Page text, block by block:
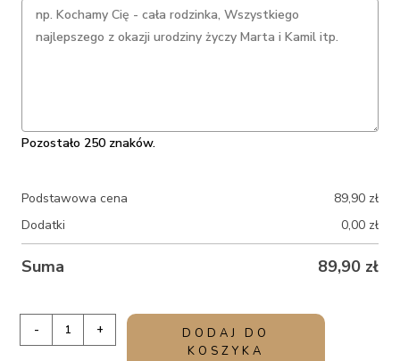
Pozostało 250 znaków.
Podstawowa cena 89,90 zł
Dodatki
0,00 zł
Suma 89,90 zł
Prezent
- +
DODAJ DO
KOSZYKA